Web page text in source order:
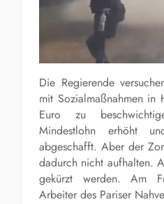
Die Regierende
mit Sozialmaßnahmen
Euro zu
Mindestlohn erhöht
abgeschafft. Aber der
dadurch nicht aufhalten.
gekürzt werden. Am
Arbeiter des Pariser